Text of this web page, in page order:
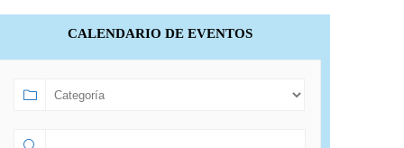
CALENDARIO DE EVENTOS